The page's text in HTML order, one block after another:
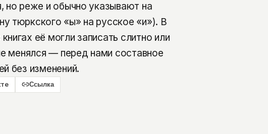
но реже и обычно указывают на
тюркского «ы» на русское «и»). В
её могли записать слитно или
менялся — перед нами составное
без изменений.
Ссылка